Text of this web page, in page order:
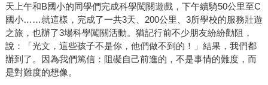
天上午和B國小的同學們完成科學闖關遊戲，下午續騎50公里至C
國小……就這樣，完成了一共3天、200公里、3所學校的服務壯遊
之旅，也辦了3場科學闖關活動。猶記行前不少朋友紛紛勸阻，
說：「光文，這些孩子不是你，他們做不到的！」結果，我們都
辦到了。因為我們篤信：阻礙自己前進的，不是事情的難度，而
是對難度的想像。